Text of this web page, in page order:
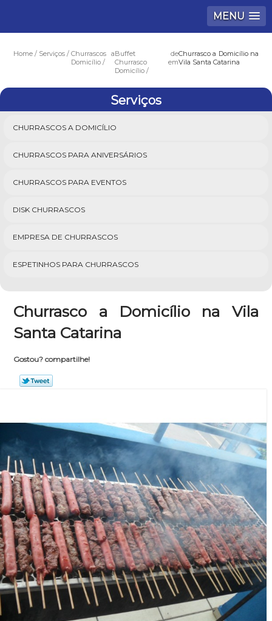
MENU
Home Serviços
Churrascos a
Domicílio
Buffet de
Churrasco em
Domicílio
Churrasco a Domicílio na
Vila Santa Catarina
Serviços
CHURRASCOS A DOMICÍLIO
CHURRASCOS PARA ANIVERSÁRIOS
CHURRASCOS PARA EVENTOS
DISK CHURRASCOS
EMPRESA DE CHURRASCOS
ESPETINHOS PARA CHURRASCOS
Churrasco a Domicílio na Vila
Santa Catarina
Gostou? compartilhe!